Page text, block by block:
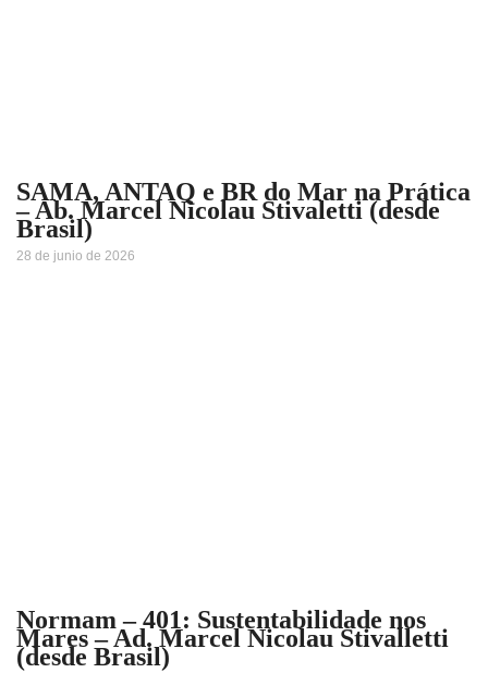
SAMA, ANTAQ e BR do Mar na Prática
– Ab. Marcel Nicolau Stivaletti (desde
Brasil)
28 de junio de 2026
Normam – 401: Sustentabilidade nos
Mares – Ad. Marcel Nicolau Stivalletti
(desde Brasil)